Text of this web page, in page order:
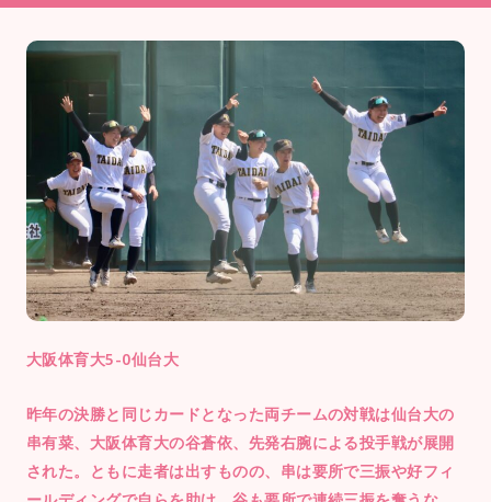
大阪体育大5-0仙台大
昨年の決勝と同じカードとなった両チームの対戦は仙台大の
串有菜、大阪体育大の谷蒼依、先発右腕による投手戦が展開
された。ともに走者は出すものの、串は要所で三振や好フィ